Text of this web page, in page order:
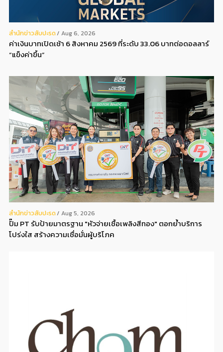
สํานักข่าวสับปะรด Aug 6, 2026
ค่าเงินบาทเปิดเช้า 6 สิงหาคม 2569 ที่ระดับ 33.06 บาทต่อดอลลาร์
“แข็งค่าขึ้น”
สํานักข่าวสับปะรด Aug 5, 2026
ปั๊ม PT รับป้ายมาตรฐาน "หัวจ่ายเชื้อเพลิงสีทอง" ตอกย้ำบริการ
โปร่งใส สร้างความเชื่อมั่นผู้บริโภค